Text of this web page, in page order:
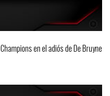
en el adiós de De Bruyne